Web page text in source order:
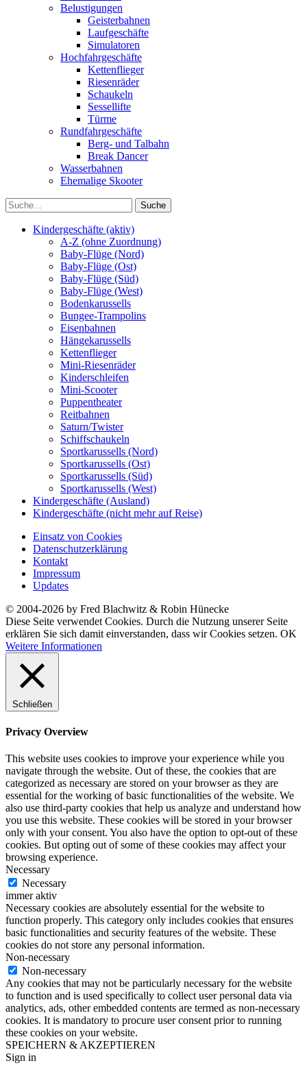
Belustigungen
Geisterbahnen
Laufgeschäfte
Simulatoren
Hochfahrgeschäfte
Kettenflieger
Riesenräder
Schaukeln
Sessellifte
Türme
Rundfahrgeschäfte
Berg- und Talbahn
Break Dancer
Wasserbahnen
Ehemalige Skooter
Kindergeschäfte (aktiv)
A-Z (ohne Zuordnung)
Baby-Flüge (Nord)
Baby-Flüge (Ost)
Baby-Flüge (Süd)
Baby-Flüge (West)
Bodenkarussells
Bungee-Trampolins
Eisenbahnen
Hängekarussells
Kettenflieger
Mini-Riesenräder
Kinderschleifen
Mini-Scooter
Puppentheater
Reitbahnen
Saturn/Twister
Schiffschaukeln
Sportkarussells (Nord)
Sportkarussells (Ost)
Sportkarussells (Süd)
Sportkarussells (West)
Kindergeschäfte (Ausland)
Kindergeschäfte (nicht mehr auf Reise)
Einsatz von Cookies
Datenschutzerklärung
Kontakt
Impressum
Updates
© 2004-2026 by Fred Blachwitz & Robin Hünecke
Diese Seite verwendet Cookies. Durch die Nutzung unserer Seite
erklären Sie sich damit einverstanden, dass wir Cookies setzen. OK
Weitere Informationen
Schließen
Privacy Overview
This website uses cookies to improve your experience while you
navigate through the website. Out of these, the cookies that are
categorized as necessary are stored on your browser as they are
essential for the working of basic functionalities of the website. We
also use third-party cookies that help us analyze and understand how
you use this website. These cookies will be stored in your browser
only with your consent. You also have the option to opt-out of these
cookies. But opting out of some of these cookies may affect your
browsing experience.
Necessary
Necessary
immer aktiv
Necessary cookies are absolutely essential for the website to
function properly. This category only includes cookies that ensures
basic functionalities and security features of the website. These
cookies do not store any personal information.
Non-necessary
Non-necessary
Any cookies that may not be particularly necessary for the website
to function and is used specifically to collect user personal data via
analytics, ads, other embedded contents are termed as non-necessary
cookies. It is mandatory to procure user consent prior to running
these cookies on your website.
SPEICHERN & AKZEPTIEREN
Sign in